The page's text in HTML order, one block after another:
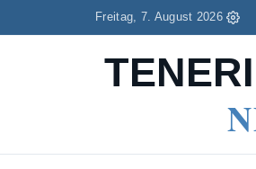
Freitag, 7. August 2026